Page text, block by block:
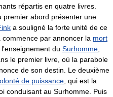
répartis en quatre livres.
premier abord présenter une
a souligné la forte unité de ce
par annoncer la mort
l'enseignement du Surhomme
le premier livre, où la parabole
de son destin. Le deuxième
de puissance , qui est la
conduisant au Surhomme. Puis